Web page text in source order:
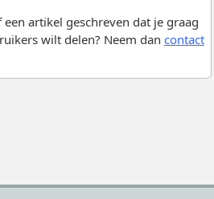
een artikel geschreven dat je graag
wilt delen? Neem dan contact